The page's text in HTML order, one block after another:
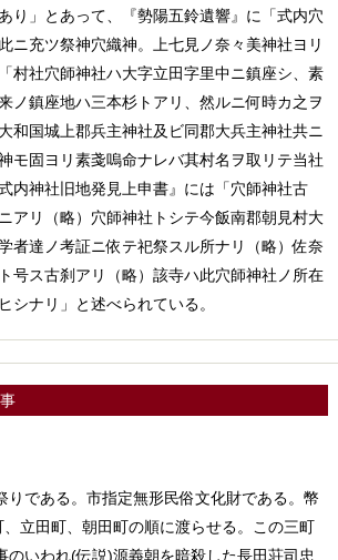
り」とあって、『勢陽五鈴遺響』に「式内穴
ニ充ツ祭神穴織神。上七見ノ奈々美神社ヨリ
村社穴師神社ハ大字立田字里中ニ鎮座シ、素
ノ鎮座地ハ三本杉トアリ、然ルニ何時カ之ヲ
和国城上郡兵主神社及ビ同郡大兵主神社共ニ
モ固ヨリ素戔嗚命ナレバ其村名ヲ取リテ当社
内神社旧地発見上申書』には「穴師神社古
アリ（略）穴師神社トシテ今飯南郡朝見村大
者達ノ考証ニ依テ祀祭スル所ナリ（略）佐奈
号ス古刹アリ（略）該寺ハ此穴師神社ノ所在
シナリ」と述べられている。
である。市指定無形民俗文化財である。幣
立田町、朝田町の順に渡らせる。この三町
いわれ(伝説)源義朝を暗殺した長田荘司忠